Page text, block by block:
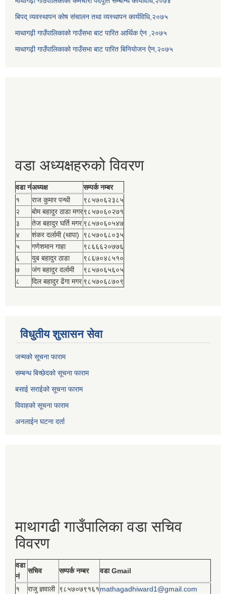
बिपद् व्यवस्थापन कोष संचालन तथा व्यस्थापन कार्यविधि,२०७५
माथागढ़ी गाउँपालिकाको गाउँसभा बाट पारित आर्थिक ऐन ,२०७५
माथागढ़ी गाउँपालिकाको गाउँसभा बाट पारित बिनियोजन ऐन,२०७५
वडा अध्यक्षहरुको विवरण
वडा नंअध्यक्ष
सम्पर्क नम्बर
१
राज कुमार पन्थी
९८५७०६२३८५
२
बोम बहादुर ठाडा मगर९८५७०६०२७१
३
तेज बहादुर घर्ति मगर ९८५७०६०५४७
४
शंकर दर्लामी (थापा)
९८५७०६८०३५
५
गणेशमान गाहा
९८६६६२०७७६
६
युब बहादुर ठाडा
९८६७०४८५१०
७
जंग बहादुर दर्लामी
९८५७०६५६०५
८
दिल बहादुर ढेंगा मगर ९८५७०६८७०९
विधुतीय शुसासन सेवा
जन्मको सूचना फाराम
सम्बन्ध बिच्छेदको सूचना फाराम
बसाई सराईको सूचना फाराम
विवाहको सूचना फाराम
अनलाईन घटना दर्ता
माथागढी गाउँपालिका वडा सचिव
विवरण
वडा
नं
सचिव सम्पर्क नम्बर वडा Gmail
१ राजु ज्ञवाली ९८५७०७९१६१mathagadhiward1@gmail.com